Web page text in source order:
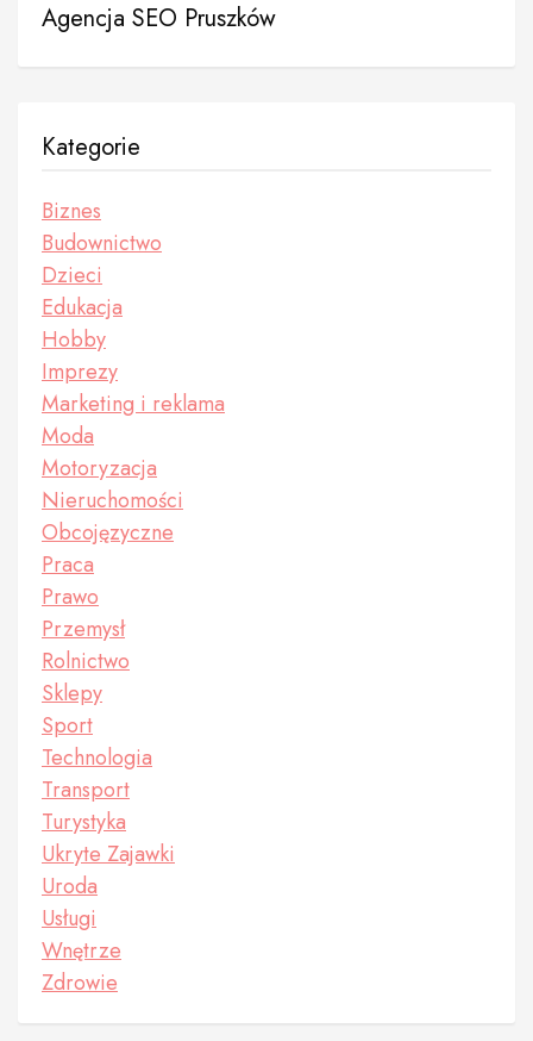
Agencja SEO Pruszków
Kategorie
Biznes
Budownictwo
Dzieci
Edukacja
Hobby
Imprezy
Marketing i reklama
Moda
Motoryzacja
Nieruchomości
Obcojęzyczne
Praca
Prawo
Przemysł
Rolnictwo
Sklepy
Sport
Technologia
Transport
Turystyka
Ukryte Zajawki
Uroda
Usługi
Wnętrze
Zdrowie